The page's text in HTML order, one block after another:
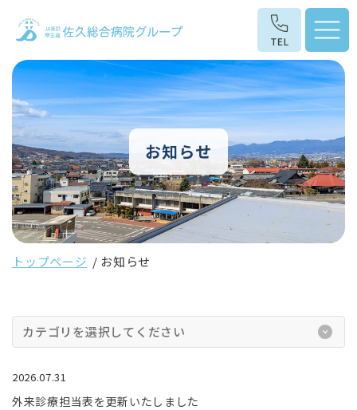
お知らせ
トップページ お知らせ
カテゴリを選択してください
2026.07.31
外来診療担当表を更新いたしました